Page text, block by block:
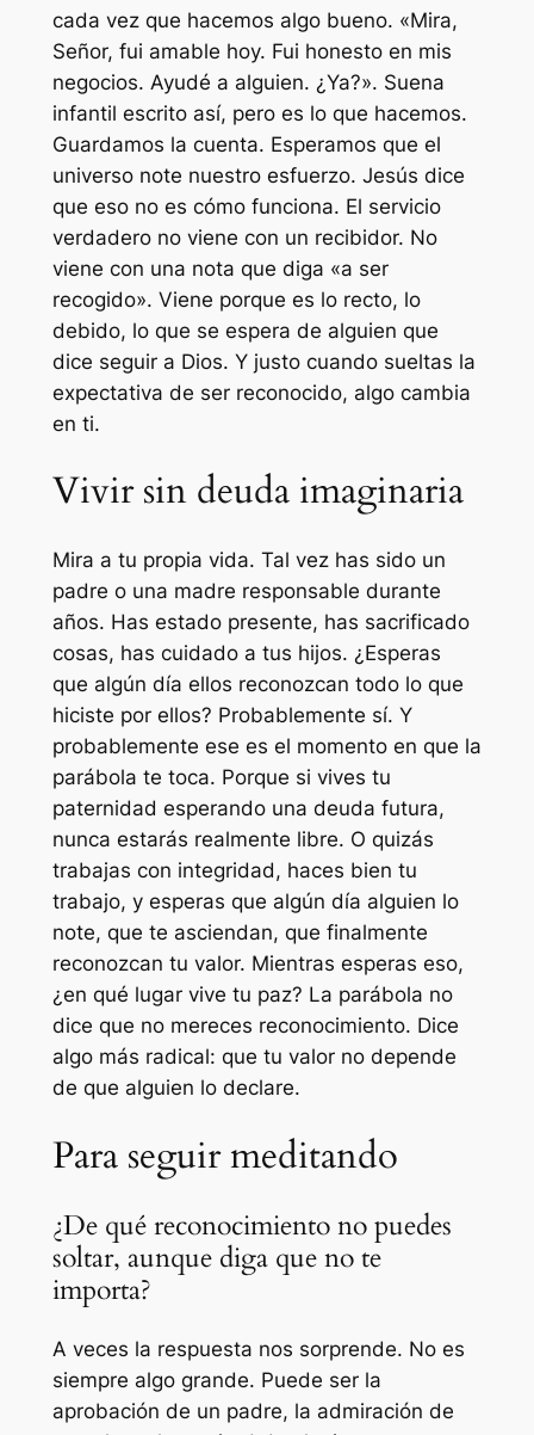
cada vez que hacemos algo bueno. «Mira,
Señor, fui amable hoy. Fui honesto en mis
negocios. Ayudé a alguien. ¿Ya?». Suena
infantil escrito así, pero es lo que hacemos.
Guardamos la cuenta. Esperamos que el
universo note nuestro esfuerzo. Jesús dice
que eso no es cómo funciona. El servicio
verdadero no viene con un recibidor. No
viene con una nota que diga «a ser
recogido». Viene porque es lo recto, lo
debido, lo que se espera de alguien que
dice seguir a Dios. Y justo cuando sueltas la
expectativa de ser reconocido, algo cambia
en ti.
Vivir sin deuda imaginaria
Mira a tu propia vida. Tal vez has sido un
padre o una madre responsable durante
años. Has estado presente, has sacrificado
cosas, has cuidado a tus hijos. ¿Esperas
que algún día ellos reconozcan todo lo que
hiciste por ellos? Probablemente sí. Y
probablemente ese es el momento en que la
parábola te toca. Porque si vives tu
paternidad esperando una deuda futura,
nunca estarás realmente libre. O quizás
trabajas con integridad, haces bien tu
trabajo, y esperas que algún día alguien lo
note, que te asciendan, que finalmente
reconozcan tu valor. Mientras esperas eso,
¿en qué lugar vive tu paz? La parábola no
dice que no mereces reconocimiento. Dice
algo más radical: que tu valor no depende
de que alguien lo declare.
Para seguir meditando
¿De qué reconocimiento no puedes
soltar, aunque diga que no te
importa?
A veces la respuesta nos sorprende. No es
siempre algo grande. Puede ser la
aprobación de un padre, la admiración de